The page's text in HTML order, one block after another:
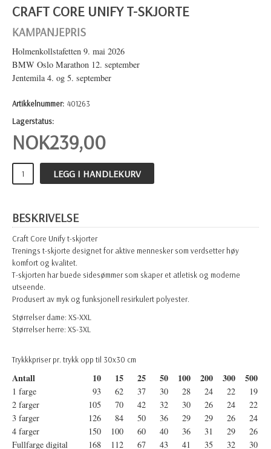
CRAFT CORE UNIFY T-SKJORTE
KAMPANJEPRIS
Holmenkollstafetten 9. mai 2026
BMW Oslo Marathon 12. september
Jentemila 4. og 5. september
Artikkelnummer: 401263
Lagerstatus:
NOK239,00
LEGG I HANDLEKURV
BESKRIVELSE
Craft Core Unify t-skjorter
Trenings t-skjorte designet for aktive mennesker som verdsetter høy
komfort og kvalitet.
T-skjorten har buede sidesømmer som skaper et atletisk og moderne
utseende.
Produsert av myk og funksjonell resirkulert polyester.
Størrelser dame: XS-XXL
Størrelser herre: XS-3XL
Trykkkpriser pr. trykk opp til 30x30 cm
Antall 10 15 25 50 100 200 300 500
1 farge 93 62 37 30 28 24 22
19
2 farger
105 70 42 32 30 26 24
22
3 farger
126 84 50 36 29 29 26
24
4 farger
150 100 60 40 36 31 29
26
Fullfarge digital
168 112 67 43 41 35 32 30